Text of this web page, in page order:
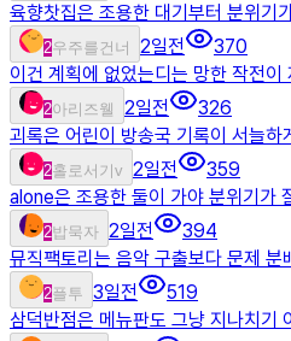
육향찻집은 조용한 대기부터 분위기
2우주를건너 2일전
370
이건 계획에 없었는디는 망한 작전이
2아리즈웰 2일전
326
괴록은 어린이 방송국 기록이 서늘하
2홀로서기v 2일전
359
alone은 조용한 둘이 가야 분위기가
2밥묵자 2일전
394
뮤직팩토리는 음악 구출보다 문제 분
2플투 3일전
519
삼덕반점은 메뉴판도 그냥 지나치기